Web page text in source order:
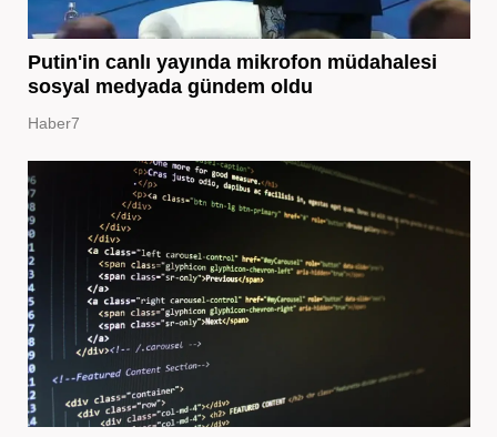
Putin'in canlı yayında mikrofon müdahalesi
sosyal medyada gündem oldu
Haber7